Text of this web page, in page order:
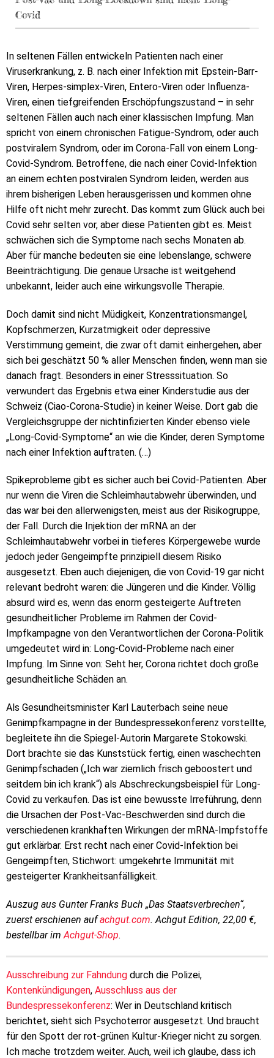
Covid
In seltenen Fällen entwickeln Patienten nach einer
Viruserkrankung, z. B. nach einer Infektion mit Epstein-Barr-
Viren, Herpes-simplex-Viren, Entero-Viren oder Influenza-
Viren, einen tiefgreifenden Erschöpfungszustand – in sehr
seltenen Fällen auch nach einer klassischen Impfung. Man
spricht von einem chronischen Fatigue-Syndrom, oder auch
postviralem Syndrom, oder im Corona-Fall von einem Long-
Covid-Syndrom. Betroffene, die nach einer Covid-Infektion
an einem echten postviralen Syndrom leiden, werden aus
ihrem bisherigen Leben herausgerissen und kommen ohne
Hilfe oft nicht mehr zurecht. Das kommt zum Glück auch bei
Covid sehr selten vor, aber diese Patienten gibt es. Meist
schwächen sich die Symptome nach sechs Monaten ab.
Aber für manche bedeuten sie eine lebenslange, schwere
Beeinträchtigung. Die genaue Ursache ist weitgehend
unbekannt, leider auch eine wirkungsvolle Therapie.
Doch damit sind nicht Müdigkeit, Konzentrationsmangel,
Kopfschmerzen, Kurzatmigkeit oder depressive
Verstimmung gemeint, die zwar oft damit einhergehen, aber
sich bei geschätzt 50 % aller Menschen finden, wenn man sie
danach fragt. Besonders in einer Stresssituation. So
verwundert das Ergebnis etwa einer Kinderstudie aus der
Schweiz (Ciao-Corona-Studie) in keiner Weise. Dort gab die
Vergleichsgruppe der nichtinfizierten Kinder ebenso viele
„Long-Covid-Symptome“ an wie die Kinder, deren Symptome
nach einer Infektion auftraten. (…)
Spikeprobleme gibt es sicher auch bei Covid-Patienten. Aber
nur wenn die Viren die Schleimhautabwehr überwinden, und
das war bei den allerwenigsten, meist aus der Risikogruppe,
der Fall. Durch die Injektion der mRNA an der
Schleimhautabwehr vorbei in tieferes Körpergewebe wurde
jedoch jeder Gengeimpfte prinzipiell diesem Risiko
ausgesetzt. Eben auch diejenigen, die von Covid-19 gar nicht
relevant bedroht waren: die Jüngeren und die Kinder. Völlig
absurd wird es, wenn das enorm gesteigerte Auftreten
gesundheitlicher Probleme im Rahmen der Covid-
Impfkampagne von den Verantwortlichen der Corona-Politik
umgedeutet wird in: Long-Covid-Probleme nach einer
Impfung. Im Sinne von: Seht her, Corona richtet doch große
gesundheitliche Schäden an.
Als Gesundheitsminister Karl Lauterbach seine neue
Genimpfkampagne in der Bundespressekonferenz vorstellte,
begleitete ihn die Spiegel-Autorin Margarete Stokowski.
Dort brachte sie das Kunststück fertig, einen waschechten
Genimpfschaden („Ich war ziemlich frisch geboostert und
seitdem bin ich krank“) als Abschreckungsbeispiel für Long-
Covid zu verkaufen. Das ist eine bewusste Irreführung, denn
die Ursachen der Post-Vac-Beschwerden sind durch die
verschiedenen krankhaften Wirkungen der mRNA-Impfstoffe
gut erklärbar. Erst recht nach einer Covid-Infektion bei
Gengeimpften, Stichwort: umgekehrte Immunität mit
gesteigerter Krankheitsanfälligkeit.
Auszug aus Gunter Franks Buch „Das Staatsverbrechen“,
zuerst erschienen aufachgut.com. Achgut Edition, 22,00 €,
bestellbar imAchgut-Shop.
Ausschreibung zur Fahndung durch die Polizei,
Kontenkündigungen, Ausschluss aus der
Bundespressekonferenz: Wer in Deutschland kritisch
berichtet, sieht sich Psychoterror ausgesetzt. Und braucht
für den Spott der rot-grünen Kultur-Krieger nicht zu sorgen.
Ich mache trotzdem weiter. Auch, weil ich glaube, dass ich